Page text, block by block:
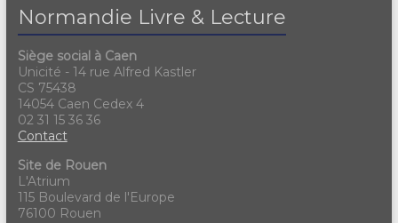
Normandie Livre & Lecture
Siège social à Caen
Unicité - 14 rue Alfred Kastler
CS 75438
14054 Caen Cedex 4
02 31 15 36 36
Contact
Site de Rouen
L'Atrium
115 Boulevard de l'Europe
76100 Rouen